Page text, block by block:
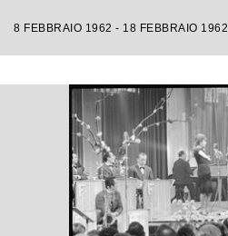
8 FEBBRAIO 1962 - 18 FEBBRAIO 1962